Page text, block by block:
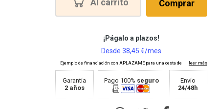
Al carrito Comprar
Garantía
2 años
Pago 100% seguro
Envío
24/48h